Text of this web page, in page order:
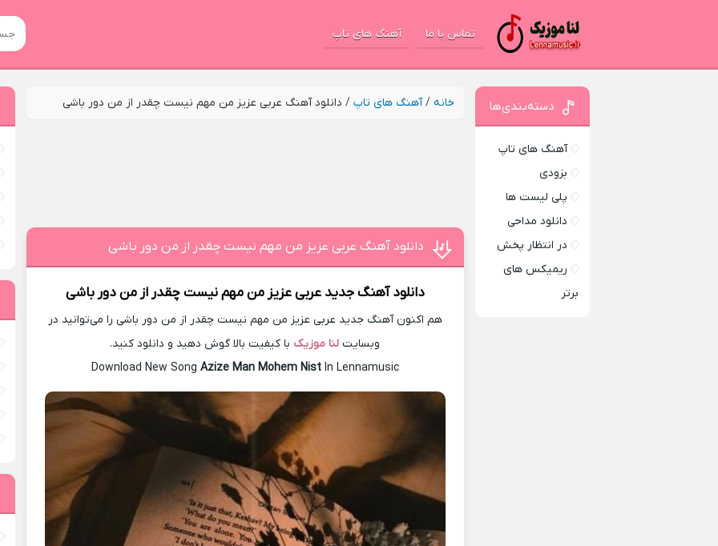
تماس با ما آهنگ های تاپ
خانه /آهنگ های تاپ / دانلود آهنگ عربی عزیز من‌ مهم نیست چقدر از من دور باشی
دانلود آهنگ عربی عزیز من‌ مهم نیست چقدر از من دور باشی
دانلود آهنگ جدید عربی عزیز من‌ مهم نیست چقدر از من دور باشی
هم اکنون آهنگ جدید عربی عزیز من‌ مهم نیست چقدر از من دور باشی را می‌توانید در
وبسایت لنا موزیک با کیفیت بالا گوش دهید و دانلود کنید.
Download New Song Azize Man Mohem NistIn Lennamusic
دسته‌بندی‌ها
آهنگ های تاپ
بزودی
پلی لیست ها
دانلود مداحی
در انتظار پخش
ریمیکس های
برتر